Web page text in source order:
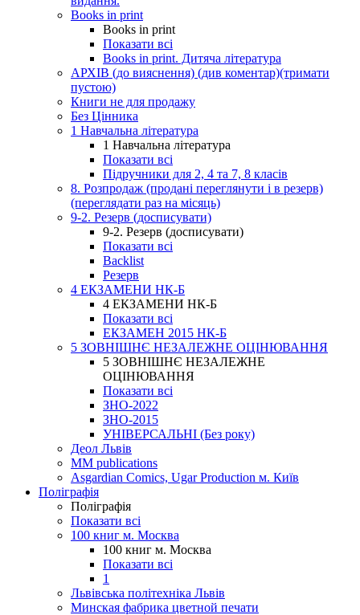
Books in print
Books in print
Показати всі
Books in print. Дитяча література
АРХІВ (до вияснення) (див коментар)(тримати
пустою)
Книги не для продажу
Без Цінника
1 Навчальна література
1 Навчальна література
Показати всі
Підручники для 2, 4 та 7, 8 класів
8. Розпродаж (продані переглянути і в резерв)
(переглядати раз на місяць)
9-2. Резерв (досписувати)
9-2. Резерв (досписувати)
Показати всі
Backlist
Резерв
4 ЕКЗАМЕНИ НК-Б
4 ЕКЗАМЕНИ НК-Б
Показати всі
ЕКЗАМЕН 2015 НК-Б
5 ЗОВНІШНЄ НЕЗАЛЕЖНЕ ОЦІНЮВАННЯ
5 ЗОВНІШНЄ НЕЗАЛЕЖНЕ
ОЦІНЮВАННЯ
Показати всі
ЗНО-2022
ЗНО-2015
УНІВЕРСАЛЬНІ (Без року)
Деол Львів
MM publications
Asgardian Comics, Ugar Production м. Київ
Поліграфія
Поліграфія
Показати всі
100 книг м. Москва
100 книг м. Москва
Показати всі
1
Львівська політехніка Львів
Минская фабрика цветной печати